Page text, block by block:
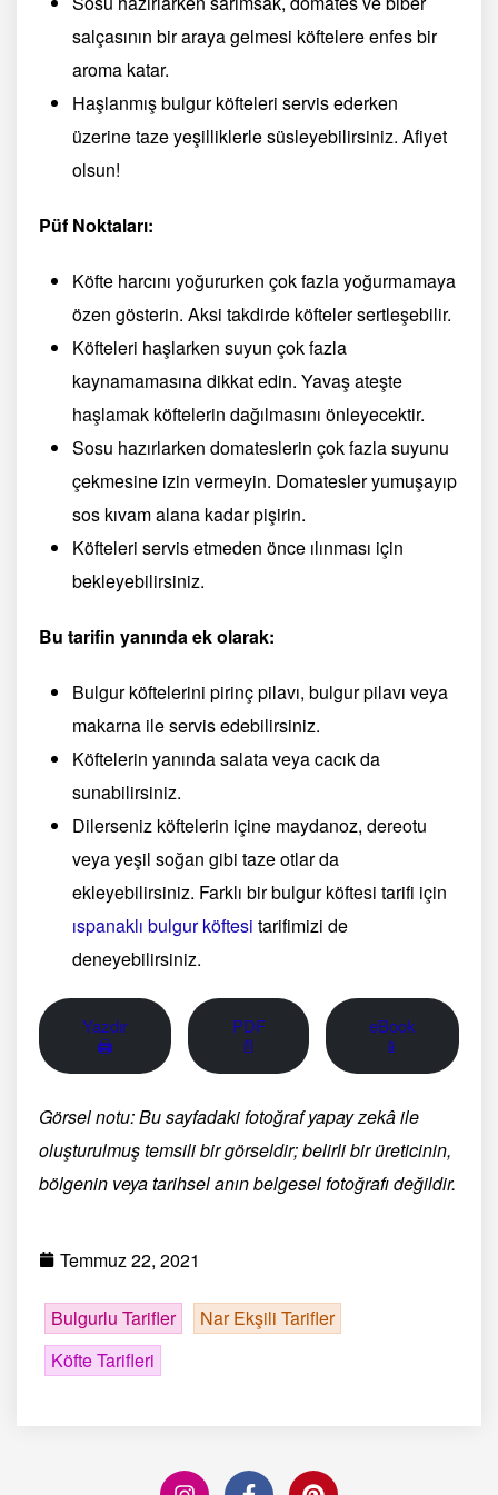
salçasının bir araya gelmesi köftelere enfes bir
aroma katar.
Haşlanmış bulgur köfteleri servis ederken
üzerine taze yeşilliklerle süsleyebilirsiniz. Afiyet
olsun!
Püf Noktaları:
Köfte harcını yoğururken çok fazla yoğurmamaya
özen gösterin. Aksi takdirde köfteler sertleşebilir.
Köfteleri haşlarken suyun çok fazla
kaynamamasına dikkat edin. Yavaş ateşte
haşlamak köftelerin dağılmasını önleyecektir.
Sosu hazırlarken domateslerin çok fazla suyunu
çekmesine izin vermeyin. Domatesler yumuşayıp
sos kıvam alana kadar pişirin.
Köfteleri servis etmeden önce ılınması için
bekleyebilirsiniz.
Bu tarifin yanında ek olarak:
Bulgur köftelerini pirinç pilavı, bulgur pilavı veya
makarna ile servis edebilirsiniz.
Köftelerin yanında salata veya cacık da
sunabilirsiniz.
Dilerseniz köftelerin içine maydanoz, dereotu
veya yeşil soğan gibi taze otlar da
ekleyebilirsiniz. Farklı bir bulgur köftesi tarifi için
ıspanaklı bulgur köftesi tarifimizi de
deneyebilirsiniz.
Yazdır
🖨
PDF
📄
eBook
📱
Görsel notu: Bu sayfadaki fotoğraf yapay zekâ ile
oluşturulmuş temsili bir görseldir; belirli bir üreticinin,
bölgenin veya tarihsel anın belgesel fotoğrafı değildir.
Temmuz 22, 2021
Bulgurlu Tarifler
Nar Ekşili Tarifler
Köfte Tarifleri